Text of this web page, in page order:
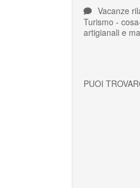
Vacanze
Turismo -
artigianali e
PUOI